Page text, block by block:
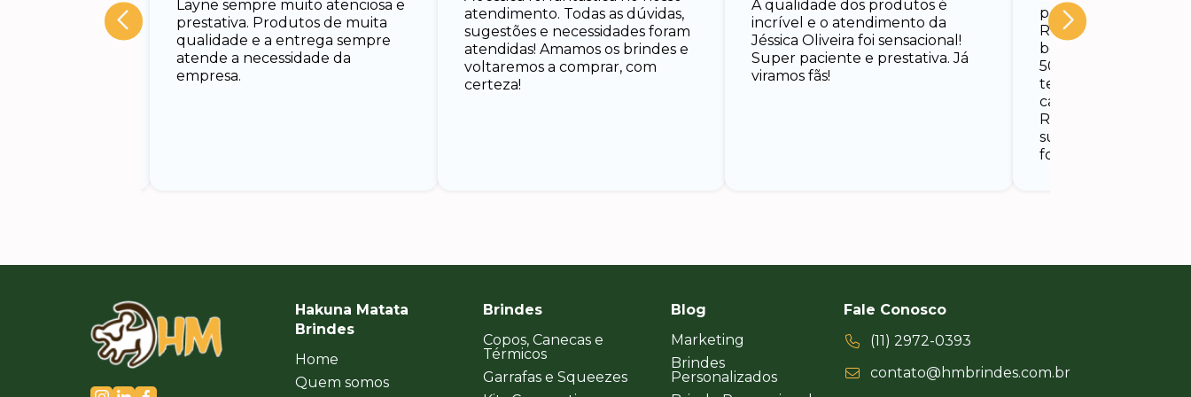
muito
e rápido em
Layne sempre muito atenciosa e
prestativa. Produtos de muita
qualidade e a entrega sempre
atende a necessidade da
empresa.
atendimento. Todas as dúvidas,
sugestões e necessidades foram
atendidas! Amamos os brindes e
voltaremos a comprar, com
certeza!
A qualidade dos produtos é
incrível e o atendimento da
Jéssica Oliveira foi sensacional!
Super paciente e prestativa. Já
viramos fãs!
prazo combinado.
Rodrigo, que nos
bem e o melhor –
500 boias
tempo que
carnaval no meio
Recebemos com
surpreendente e
foi um sucesso.
Hakuna Matata
Brindes
Home
Quem somos
Brindes
Copos, Canecas e
Térmicos
Garrafas e Squeezes
Blog
Marketing
Brindes
Personalizados
Fale Conosco
(11) 2972-0393
contato@hmbrindes.com.br